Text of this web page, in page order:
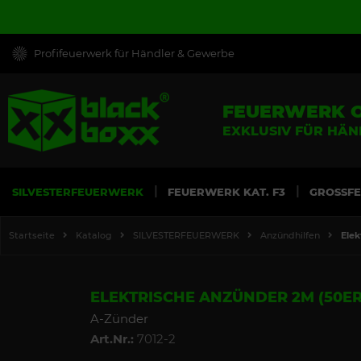
Profifeuerwerk für Händler & Gewerbe
FEUERWERK
EXKLUSIV FÜR
SILVESTERFEUERWERK FEUERWERK KAT. F3
Startseite Katalog SILVESTERFEUERWERK Anzündhilfen
ELEKTRISCHE ANZÜNDER 2M
A-Zünder
Art.Nr.: 7012-2